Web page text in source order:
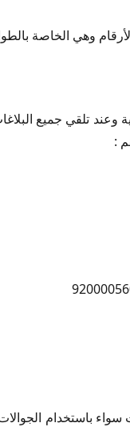
وعند تلقي جميع
:
باستخدام